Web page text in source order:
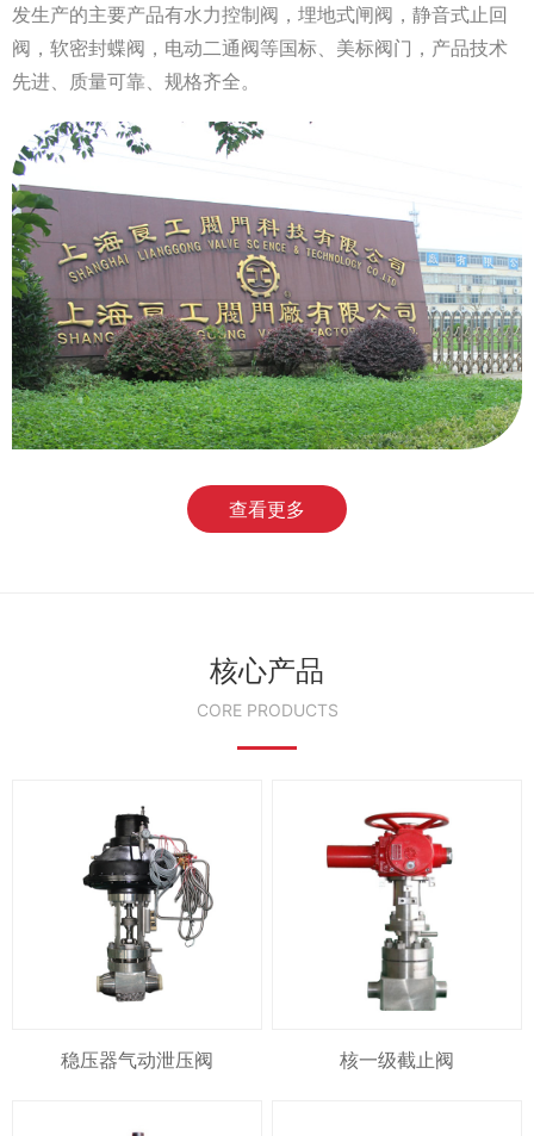
发生产的主要产品有水力控制阀，埋地式闸阀，静音式止回
阀，软密封蝶阀，电动二通阀等国标、美标阀门，产品技术
先进、质量可靠、规格齐全。
查看更多
核心产品
CORE PRODUCTS
稳压器气动泄压阀 核一级截止阀